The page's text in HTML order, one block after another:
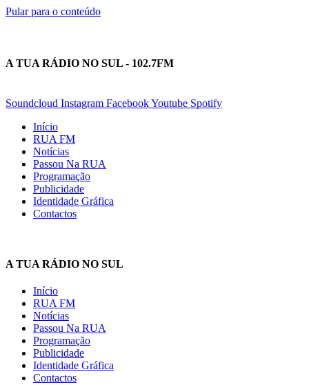
Pular para o conteúdo
A TUA RÁDIO NO SUL - 102.7FM
Soundcloud Instagram FacebookYoutube Spotify
Início
RUA FM
Notícias
Passou Na RUA
Programação
Publicidade
Identidade Gráfica
Contactos
A TUA RÁDIO NO SUL
Início
RUA FM
Notícias
Passou Na RUA
Programação
Publicidade
Identidade Gráfica
Contactos